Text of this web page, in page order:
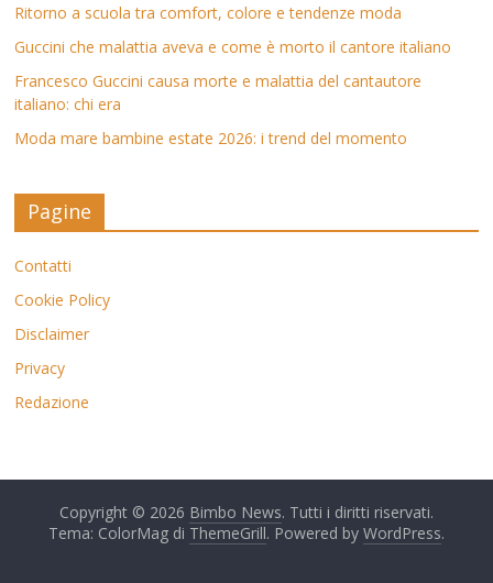
Ritorno a scuola tra comfort, colore e tendenze moda
Guccini che malattia aveva e come è morto il cantore italiano
Francesco Guccini causa morte e malattia del cantautore
italiano: chi era
Moda mare bambine estate 2026: i trend del momento
Pagine
Contatti
Cookie Policy
Disclaimer
Privacy
Redazione
Copyright © 2026 Bimbo News. Tutti i diritti riservati.
Tema: ColorMag di ThemeGrill. Powered by WordPress.